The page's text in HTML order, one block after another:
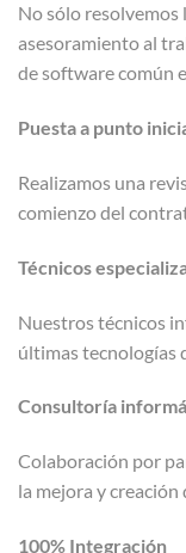
No sólo resolvemos
asesoramiento al
de software común
Puesta a punto
Realizamos una
comienzo del
Técnicos
Nuestros técnicos
últimas tecnologías
Consultoría
Colaboración por
la mejora y
100% Integración